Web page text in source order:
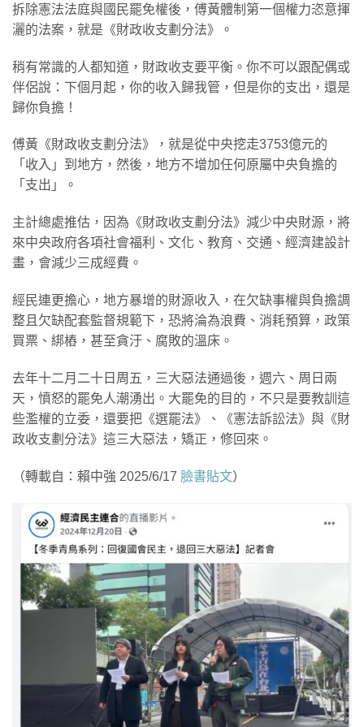
拆除憲法法庭與國民罷免權後，傅黃體制第一個權力恣意揮
灑的法案，就是《財政收支劃分法》。
稍有常識的人都知道，財政收支要平衡。你不可以跟配偶或
伴侶說：下個月起，你的收入歸我管，但是你的支出，還是
歸你負擔！
傅黃《財政收支劃分法》，就是從中央挖走3753億元的
「收入」到地方，然後，地方不增加任何原屬中央負擔的
「支出」。
主計總處推估，因為《財政收支劃分法》減少中央財源，將
來中央政府各項社會福利、文化、教育、交通、經濟建設計
畫，會減少三成經費。
經民連更擔心，地方暴增的財源收入，在欠缺事權與負擔調
整且欠缺配套監督規範下，恐將淪為浪費、消耗預算，政策
買票、綁樁，甚至貪汙、腐敗的溫床。
去年十二月二十日周五，三大惡法通過後，週六、周日兩
天，憤怒的罷免人潮湧出。大罷免的目的，不只是要教訓這
些濫權的立委，還要把《選罷法》、《憲法訴訟法》與《財
政收支劃分法》這三大惡法，矯正，修回來。
（轉載自：賴中強 2025/6/17 臉書貼文）